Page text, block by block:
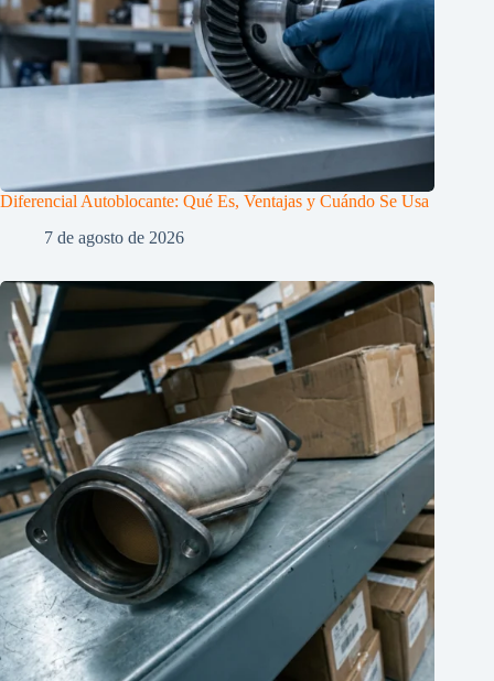
Diferencial Autoblocante: Qué Es, Ventajas y Cuándo Se Usa
7 de agosto de 2026